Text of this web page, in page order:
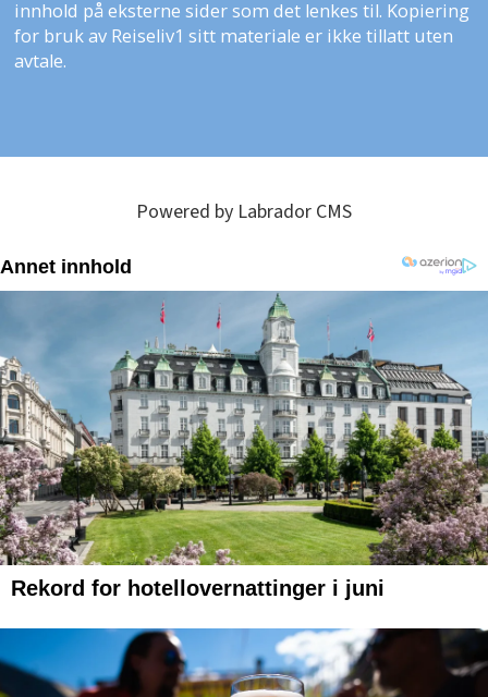
innhold på eksterne sider som det lenkes til. Kopiering
for bruk av Reiseliv1 sitt materiale er ikke tillatt uten
avtale.
Powered by Labrador CMS